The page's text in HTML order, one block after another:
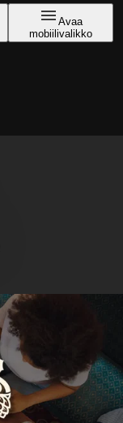
Avaa
mobiilivalikko